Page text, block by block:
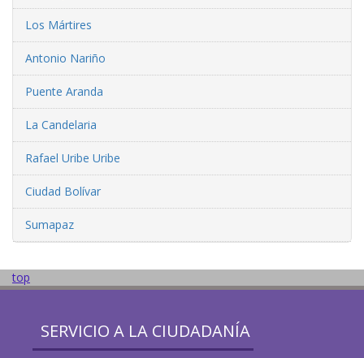
Los Mártires
Antonio Nariño
Puente Aranda
La Candelaria
Rafael Uribe Uribe
Ciudad Bolívar
Sumapaz
top
SERVICIO A LA CIUDADANÍA